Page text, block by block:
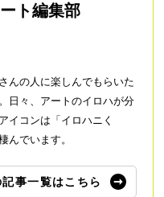
ト編集部
んの人に楽しんでもらいた
日々、アートのイロハが分
イコンは「イロハニく
んでいます。
事一覧はこちら